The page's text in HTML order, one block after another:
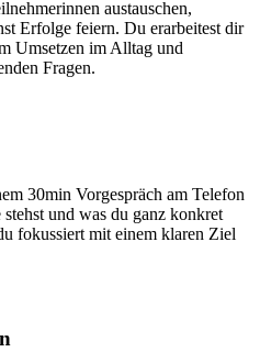
austauschen,
Erfolge feiern. Du erarbeitest dir
Umsetzen im Alltag und
Fragen.
30min Vorgespräch am Telefon
und was du ganz konkret
fokussiert mit einem klaren Ziel